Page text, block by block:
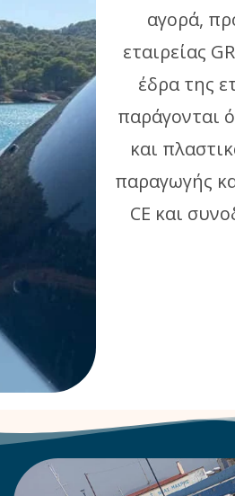
αγορά,
εταιρείας
έδρα της
παράγονται
και
παραγωγής
CE και